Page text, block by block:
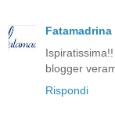
Fatamadrina
blogger
Rispondi